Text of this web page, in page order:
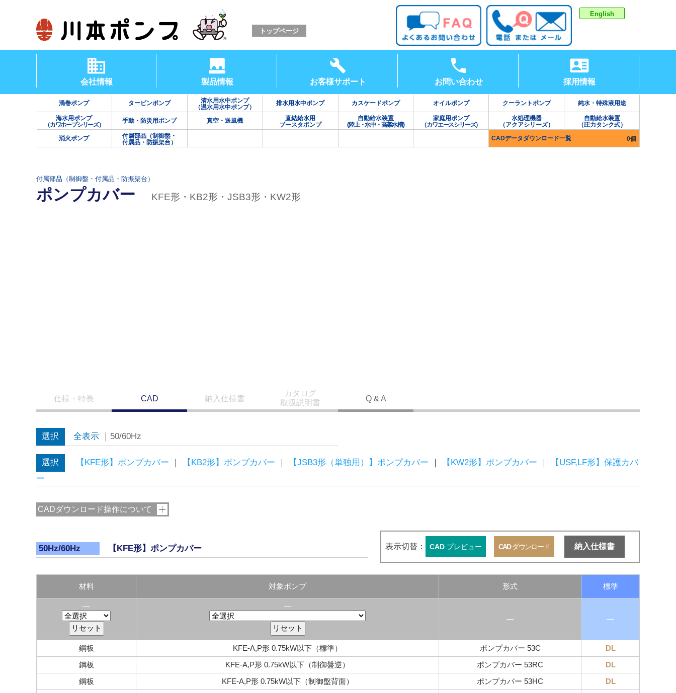
トップページ
English
会社情報 製品情報 お客様サポート お問い合わせ 採用情報
渦巻ポンプ タービンポンプ
清水用水中ポンプ
（温水用水中ポンプ）
排水用水中ポンプ カスケードポンプ オイルポンプ クーラントポンプ 純水・特殊液用途
海水用ポンプ
（カワホープシリーズ）
手動・防災用ポンプ 真空・送風機
直結給水用
ブースタポンプ
自動給水装置
(陸上・水中・高架水槽)
家庭用ポンプ
（カワエースシリーズ）
水処理機器
（アクアシリーズ）
自動給水装置
（圧力タンク式）
消火ポンプ
付属部品（制御盤・
付属品・防振架台）
CADデータダウンロード一覧 0個
付属部品（制御盤・付属品・防振架台）
ポンプカバー KFE形・KB2形・JSB3形・KW2形
仕様・特長 CAD 納入仕様書
カタログ
取扱説明書
Q & A
選択 全表示｜ 50/60Hz
選択 【KFE形】ポンプカバー 【KB2形】ポンプカバー 【JSB3形（単独用）】ポンプカバー 【KW2形】ポンプカバー
【USF,LF形】保護カバ
ー
CADダウンロード操作について
50Hz/60Hz 【KFE形】ポンプカバー 表示切替： CADプレビュー CADダウンロード 納入仕様書
材料 対象ポンプ 形式 標準
―
―
―
―
鋼板 KFE-A,P形 0.75kW以下（標準） ポンプカバー 53C
DL
鋼板
KFE-A,P形 0.75kW以下（制御盤逆） ポンプカバー 53RC
DL
鋼板
KFE-A,P形 0.75kW以下（制御盤背面） ポンプカバー 53HC
DL